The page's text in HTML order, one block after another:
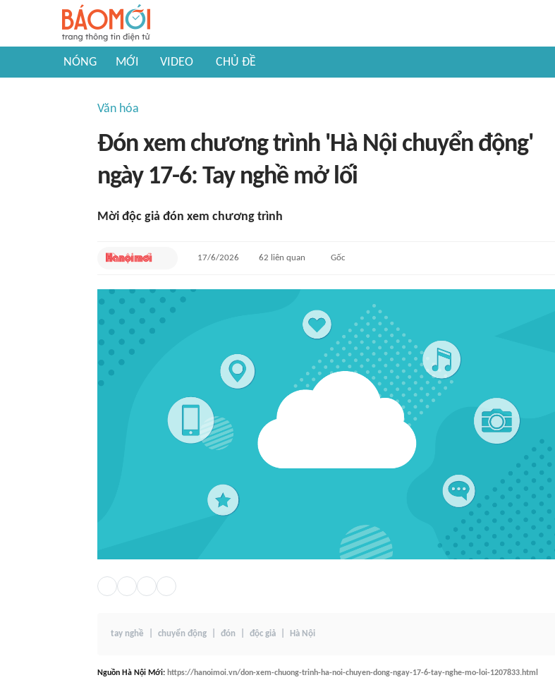
NÓNG MỚI VIDEO CHỦ ĐỀ
Văn hóa
Đón xem chương trình 'Hà Nội chuyển động'
ngày 17-6: Tay nghề mở lối
Mời độc giả đón xem chương trình
17/6/2026 62 liên quan Gốc
tay nghề chuyển động đón độc giả Hà Nội
Nguồn Hà Nội Mới: https://hanoimoi.vn/don-xem-chuong-trinh-ha-noi-chuyen-dong-ngay-17-6-tay-nghe-mo-loi-1207833.html